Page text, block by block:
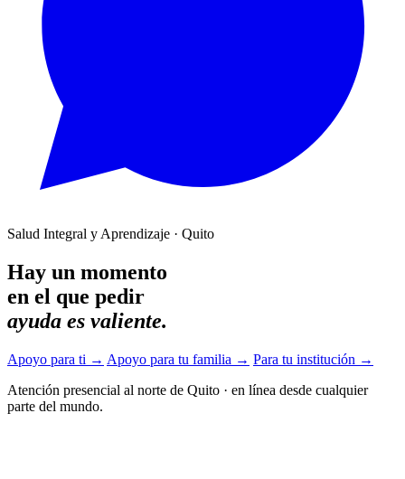
Salud Integral y Aprendizaje · Quito
Hay un momento
en el que pedir
ayuda es valiente.
Apoyo para ti → Apoyo para tu familia → Para tu institución →
Atención presencial al norte de Quito · en línea desde cualquier
parte del mundo.